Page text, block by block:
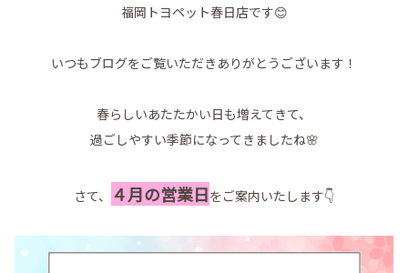
福岡トヨペット春日店です😊
いつもブログをご覧いただきありがとうございます！
春らしいあたたかい日も増えてきて、
過ごしやすい季節になってきましたね🌸
さて、 ４月の営業日をご案内いたします👇